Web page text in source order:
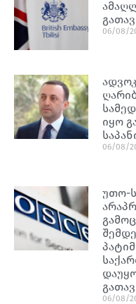
06/08/
იყო
06/08/
უთო-
06/08/